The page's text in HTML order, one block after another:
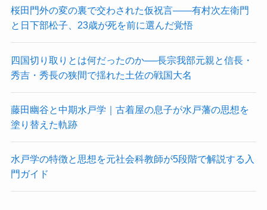
桜田門外の変の裏で交わされた仮祝言——有村次左衛門
と日下部松子、23歳が死を前に選んだ覚悟
四国切り取りとは何だったのか──長宗我部元親と信長・
秀吉・秀長の狭間で揺れた土佐の戦国大名
藤田幽谷と中期水戸学｜古着屋の息子が水戸藩の思想を
塗り替えた軌跡
水戸学の特徴と思想を元社会科教師が5段階で解説する入
門ガイド